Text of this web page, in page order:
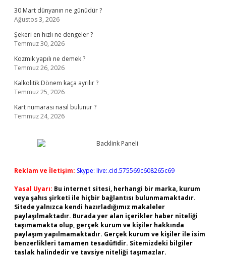
30 Mart dünyanın ne günüdür ?
Ağustos 3, 2026
Şekeri en hızlı ne dengeler ?
Temmuz 30, 2026
Kozmik yapılı ne demek ?
Temmuz 26, 2026
Kalkolitik Dönem kaça ayrılır ?
Temmuz 25, 2026
Kart numarası nasıl bulunur ?
Temmuz 24, 2026
Reklam ve İletişim: Skype: live:.cid.575569c608265c69
Yasal Uyarı: Bu internet sitesi, herhangi bir marka, kurum
veya şahıs şirketi ile hiçbir bağlantısı bulunmamaktadır.
Sitede yalnızca kendi hazırladığımız makaleler
paylaşılmaktadır. Burada yer alan içerikler haber niteliği
taşımamakta olup, gerçek kurum ve kişiler hakkında
paylaşım yapılmamaktadır. Gerçek kurum ve kişiler ile isim
benzerlikleri tamamen tesadüfidir. Sitemizdeki bilgiler
taslak halindedir ve tavsiye niteliği taşımazlar.